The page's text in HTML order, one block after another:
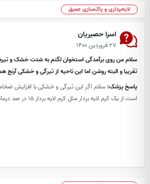
لایه‌برداری و پاک‌سازی عمیق
اسرا حصیریان
۲۷ فروردین ۱۴۰۰
سلام من روی برآمدگی استخوان لگنم به شدت خشک و
تقریبا و البته روشن اما این ناحیه از تیرگی و خشکی آرنج
پاسخ پزشک: سلام اگر این تیرگی و خشکی با افزایش
است از یک کرم لایه بردار مثل کرم لایه بردار 15 در صد درماتیپیک روزی دوبار به...